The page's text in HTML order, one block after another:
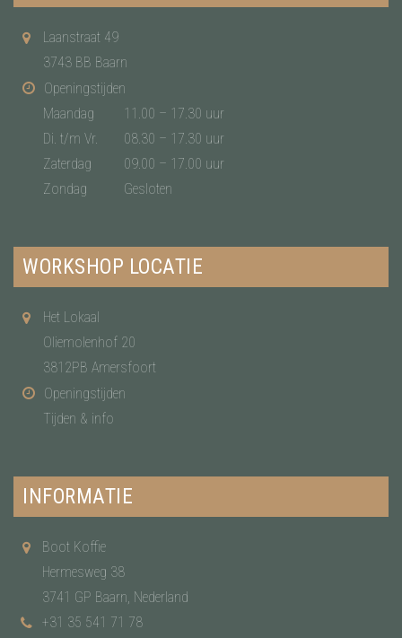
Laanstraat 49
3743 BB Baarn
Openingstijden
Maandag
11.00 – 17.30 uur
Di. t/m Vr.
08.30 – 17.30 uur
Zaterdag
09.00 – 17.00 uur
Zondag
Gesloten
WORKSHOP LOCATIE
Het Lokaal
Oliemolenhof 20
3812PB Amersfoort
Openingstijden
Tijden & info
INFORMATIE
Boot Koffie
Hermesweg 38
3741 GP Baarn, Nederland
+31 35 541 71 78